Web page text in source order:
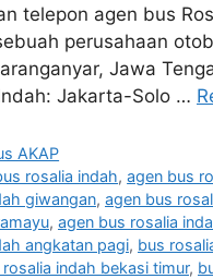
telepon agen bus
perusahaan
Jawa
Jakarta-Solo …
AKAP
rosalia indah,agen bus
giwangan, agen bus
, agen bus rosalia
angkatan pagi, bus
rosalia indah bekasi timur,